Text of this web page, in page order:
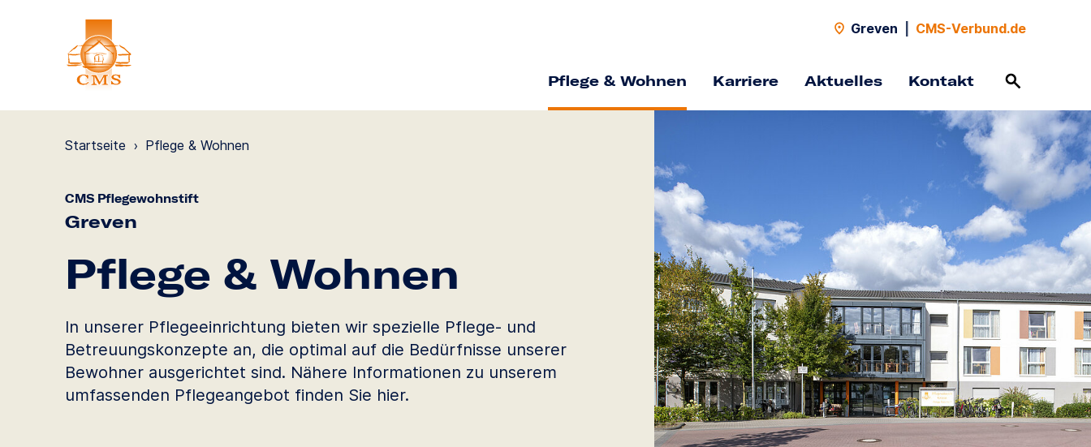
Greven CMS-Verbund.de
Pflege & Wohnen Karriere Aktuelles Kontakt
Startseite › Pflege & Wohnen
CMS Pflegewohnstift
Greven
Pflege & Wohnen
In unserer Pflegeeinrichtung bieten wir spezielle Pflege- und
Betreuungskonzepte an, die optimal auf die Bedürfnisse unserer
Bewohner ausgerichtet sind. Nähere Informationen zu unserem
umfassenden Pflegeangebot finden Sie hier.